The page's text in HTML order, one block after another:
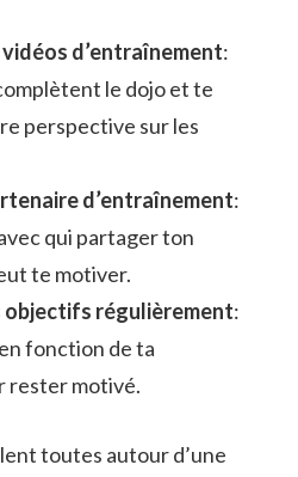
d’entraînement:
le dojo et te
perspective sur les
d’entraînement:
qui partager ton
te motiver.
objectifs régulièrement:
fonction de ta
rester motivé.
toutes autour d’une